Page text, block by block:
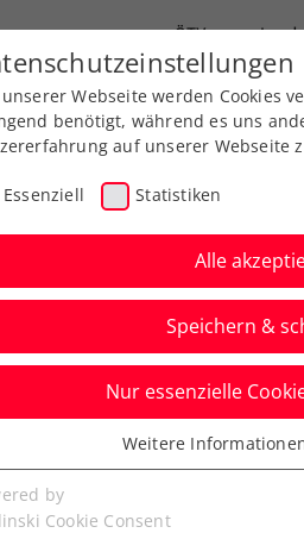
ÖTV
Ausbildung Services
Webseite werden Cookies
benötigt, während es uns
auf unserer Webseite
Essenziell Statistiken
Alle
Speichern &
Nur essenzielle
Cookies werden für
benötigt. Dadurch ist
Weitere
by
Cookie Consent